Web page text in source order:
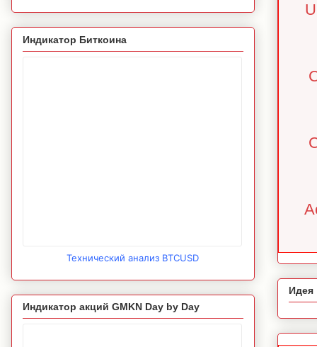
Идея
Индикатор Биткоина
Технический анализ BTCUSD
Индикатор акций GMKN Day by Day